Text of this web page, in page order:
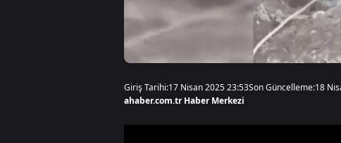
Giriş Tarihi:17 Nisan 2025 23:53Son Güncelleme:18
ahaber.com.tr Haber Merkezi